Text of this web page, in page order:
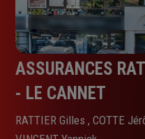
ASSURANCES
- LE CANNET
RATTIER Gilles , COTTE